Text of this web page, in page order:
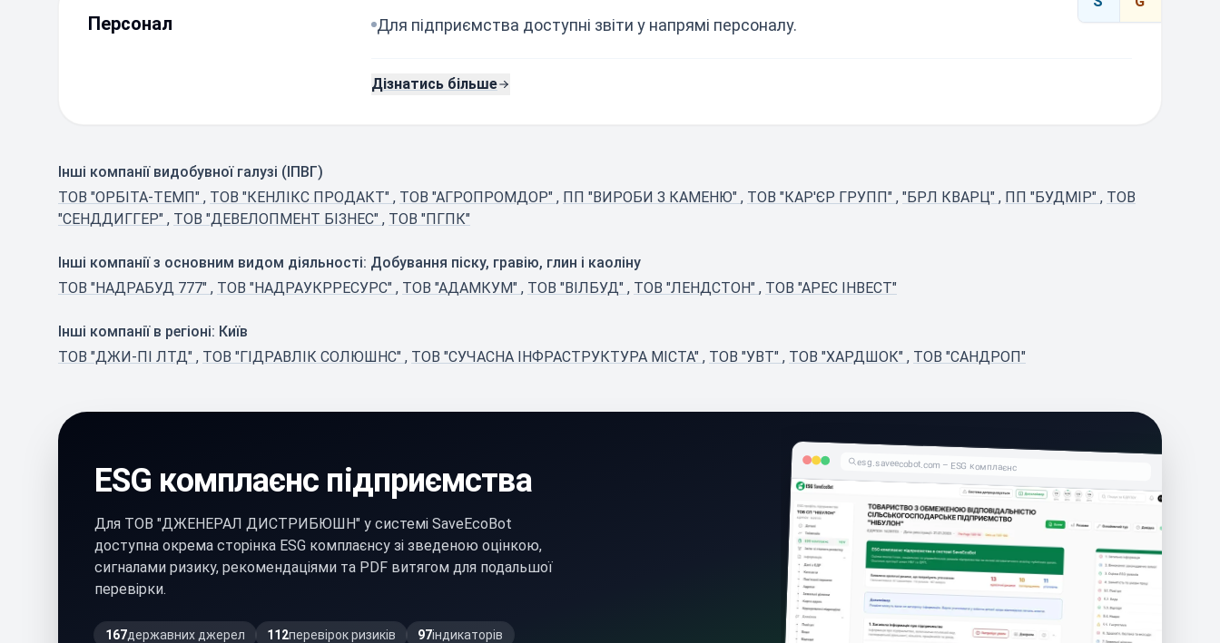
Персонал Для підприємства доступні звіти у напрямі персоналу.
Дізнатись більше
Інші компанії видобувної галузі (ІПВГ)
ТОВ "ОРБІТА-ТЕМП" , ТОВ "КЕНЛІКС ПРОДАКТ" , ТОВ "АГРОПРОМДОР" , ПП "ВИРОБИ З КАМЕНЮ" , ТОВ "КАР'ЄР ГРУПП" , "БРЛ КВАРЦ" , ПП "БУДМІР" , ТОВ
"СЕНДДИГГЕР" , ТОВ "ДЕВЕЛОПМЕНТ БІЗНЕС" , ТОВ "ПГПК"
Інші компанії з основним видом діяльності: Добування піску, гравію, глин і каоліну
ТОВ "НАДРАБУД 777" , ТОВ "НАДРАУКРРЕСУРС" , ТОВ "АДАМКУМ" , ТОВ "ВІЛБУД" , ТОВ "ЛЕНДСТОН" , ТОВ "АРЕС ІНВЕСТ"
Інші компанії в регіоні: Київ
ТОВ "ДЖИ-ПІ ЛТД" , ТОВ "ГІДРАВЛІК СОЛЮШНС" , ТОВ "СУЧАСНА ІНФРАСТРУКТУРА МІСТА" , ТОВ "УВТ" , ТОВ "ХАРДШОК" , ТОВ "САНДРОП"
ESG комплаєнс підприємства
Для ТОВ "ДЖЕНЕРАЛ ДИСТРИБЮШН" у системі SaveEcoBot
доступна окрема сторінка ESG комплаєнсу зі зведеною оцінкою,
сигналами ризику, рекомендаціями та PDF витягом для подальшої
перевірки.
167державних джерел 112перевірок ризиків 97індикаторів
esg.saveecobot.com – ESG комплаєнс